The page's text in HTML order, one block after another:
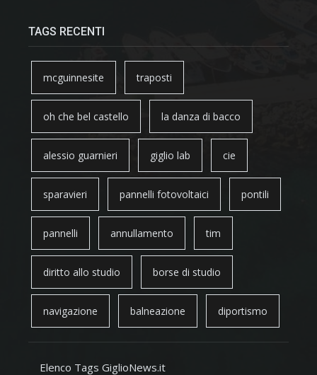
TAGS RECENTI
mcguinnesite traposti
oh che bel castello la danza di bacco
alessio guarnieri giglio lab cie
sparavieri pannelli fotovoltaici pontili
pannelli annullamento tim
diritto allo studio borse di studio
navigazione balneazione diportismo
Elenco Tags GiglioNews.it